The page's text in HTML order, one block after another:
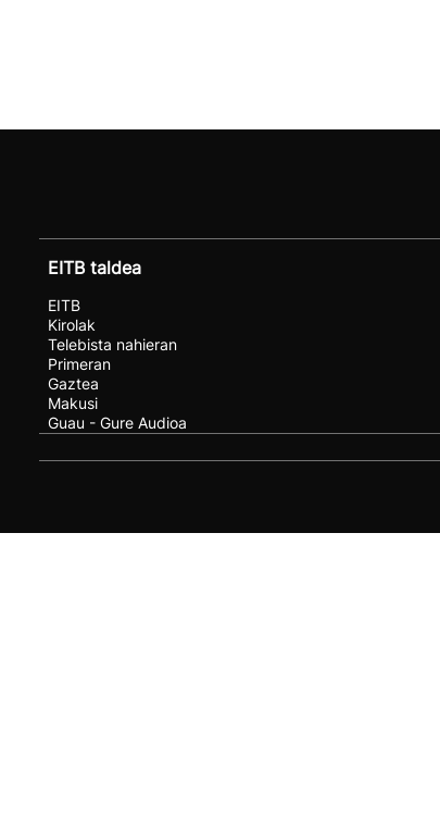
EITB taldea
EITB
Kirolak
Telebista nahieran
Primeran
Gaztea
Makusi
Guau - Gure Audioa